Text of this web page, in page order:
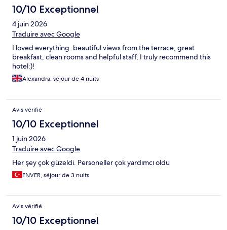
10/10 Exceptionnel
4 juin 2026
Traduire avec Google
I loved everything. beautiful views from the terrace, great
breakfast, clean rooms and helpful staff, I truly recommend this
hotel:)!
Alexandra, séjour de 4 nuits
Avis vérifié
10/10 Exceptionnel
1 juin 2026
Traduire avec Google
Her şey çok güzeldi. Personeller çok yardımcı oldu
ENVER, séjour de 3 nuits
Avis vérifié
10/10 Exceptionnel